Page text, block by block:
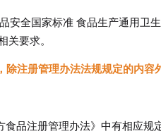
安全国家标准 食品生产通用卫
要求。
注册管理办法法规规定的内容
品注册管理办法》中有相应规